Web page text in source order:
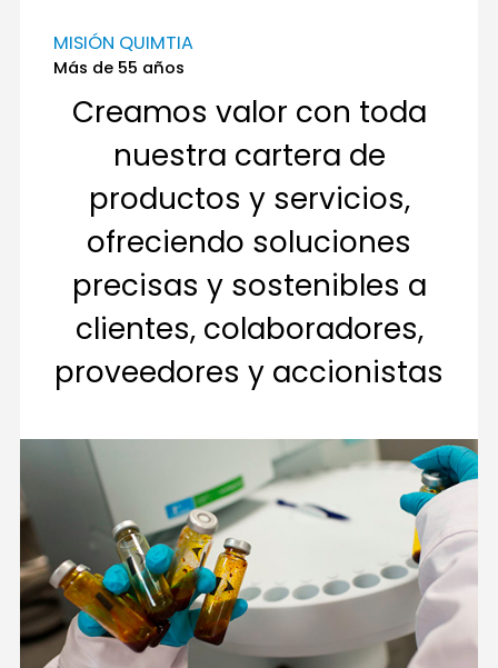
MISIÓN QUIMTIA
Más de 55 años
Creamos valor con toda
nuestra cartera de
productos y servicios,
ofreciendo soluciones
precisas y sostenibles a
clientes, colaboradores,
proveedores y accionistas